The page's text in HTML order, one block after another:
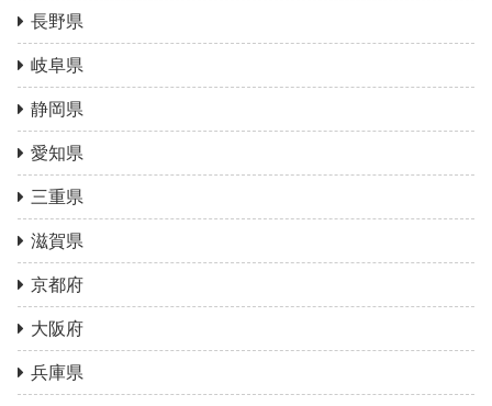
長野県
岐阜県
静岡県
愛知県
三重県
滋賀県
京都府
大阪府
兵庫県